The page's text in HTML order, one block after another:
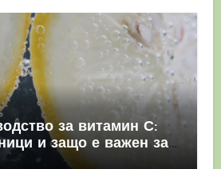
за витамин С:
и защо е важен за